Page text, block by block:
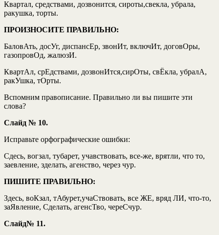
Квартал, средствами, дозвонится, сироты,свекла, убрала,
ракушка, торты.
ПРОИЗНОСИТЕ ПРАВИЛЬНО:
БаловАть, досУг, диспансЕр, звонИт, включИт, договОры,
газопровОд, жалюзИ.
КвартАл, срЕдствами, дозвонИтся,сирОты, свЁкла, убралА,
ракУшка, тОрты.
Вспомним правописание. Правильно ли вы пишите эти
слова?
Слайд № 10.
Исправьте орфографические ошибки:
Сдесь, вогзал, тубарет, учавствовать, все-же, врятли, что то,
заевление, зделать, агенство, через чур.
ПИШИТЕ ПРАВИЛЬНО:
Здесь, воКзал, тАбурет,учаСтвовать, все ЖЕ, вряд ЛИ, что-то,
заЯвление, Сделать, агенсТво, череСчур.
Слайд№ 11.